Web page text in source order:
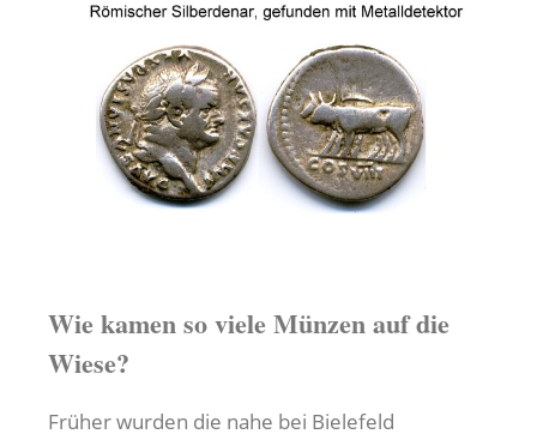
Wie kamen so viele Münzen auf die
Wiese?
Früher wurden die nahe bei Bielefeld